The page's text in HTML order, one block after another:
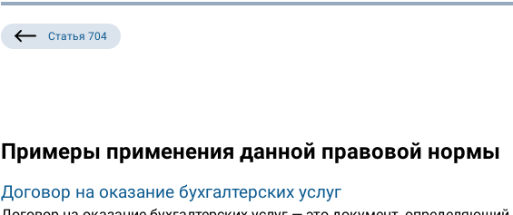
Статья 704
Примеры применения данной правовой нормы
Договор на оказание бухгалтерских услуг